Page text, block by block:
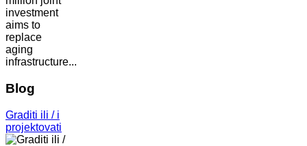
investment
aims to
replace
aging
infrastructure...
Blog
Graditi ili / i
projektovati